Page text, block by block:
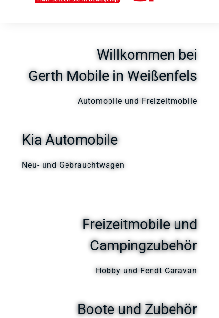
Willkommen bei
Gerth Mobile in Weißenfels
Automobile und Freizeitmobile
Kia Automobile
Neu- und Gebrauchtwagen
Freizeitmobile und
Campingzubehör
Hobby und Fendt Caravan
Boote und Zubehör